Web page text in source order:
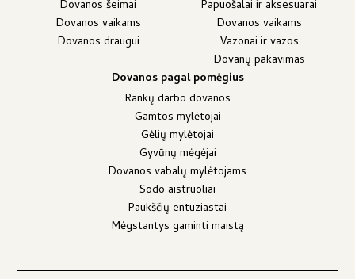
Dovanos šeimai
Dovanos vaikams
Dovanos draugui
Papuošalai ir aksesuarai
Dovanos vaikams
Vazonai ir vazos
Dovanų pakavimas
Dovanos pagal pomėgius
Rankų darbo dovanos
Gamtos mylėtojai
Gėlių mylėtojai
Gyvūnų mėgėjai
Dovanos vabalų mylėtojams
Sodo aistruoliai
Paukščių entuziastai
Mėgstantys gaminti maistą